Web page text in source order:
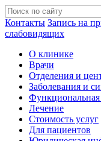
Контакты Запись на
слабовидящих
О клинике
Врачи
Отделения и
Заболевания и
Функциональная
Лечение
Стоимость услуг
Для пациентов